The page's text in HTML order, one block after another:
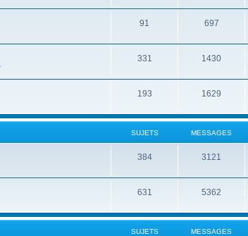
91 697
331 1430
193 1629
SUJETS MESSAGES
384 3121
631 5362
SUJETS MESSAGES